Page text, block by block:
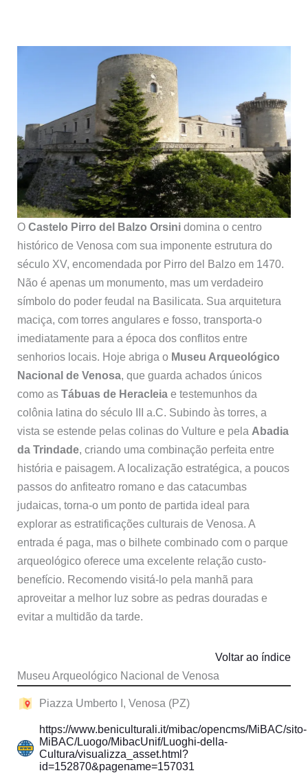
O Castelo Pirro del Balzo Orsinidomina o centro
histórico de Venosa com sua imponente estrutura do
século XV, encomendada por Pirro del Balzo em 1470.
Não é apenas um monumento, mas um verdadeiro
símbolo do poder feudal na Basilicata. Sua arquitetura
maciça, com torres angulares e fosso, transporta-o
imediatamente para a época dos conflitos entre
senhorios locais. Hoje abriga o Museu Arqueológico
Nacional de Venosa, que guarda achados únicos
como as Tábuas de Heracleiae testemunhos da
colônia latina do século III a.C. Subindo às torres, a
vista se estende pelas colinas do Vulture e pela Abadia
da Trindade, criando uma combinação perfeita entre
história e paisagem. A localização estratégica, a poucos
passos do anfiteatro romano e das catacumbas
judaicas, torna-o um ponto de partida ideal para
explorar as estratificações culturais de Venosa. A
entrada é paga, mas o bilhete combinado com o parque
arqueológico oferece uma excelente relação custo-
benefício. Recomendo visitá-lo pela manhã para
aproveitar a melhor luz sobre as pedras douradas e
evitar a multidão da tarde.
Museu Arqueológico Nacional de Venosa
Voltar ao índice
Piazza Umberto I, Venosa (PZ)
https://www.beniculturali.it/mibac/opencms/MiBAC/sito-
MiBAC/Luogo/MibacUnif/Luoghi-della-
Cultura/visualizza_asset.html?
id=152870&pagename=157031